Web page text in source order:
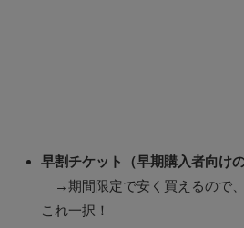
早割チケット（早期購入者向けの
→期間限定で安く買えるので
これ一択！